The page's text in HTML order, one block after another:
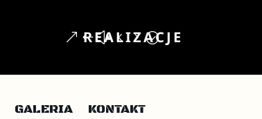
REALIZACJE
GALERIA
KONTAKT